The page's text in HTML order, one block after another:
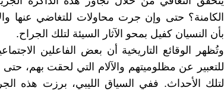
الكامنة؟ حتى وإن جرت محاولات للتغاضي عنها
بأن النسيان كفيل بمحو الآثار السيئة لتلك الجراح.
وتُظهر الوقائع التاريخية أن بعض الفاعلين
للتعبير عن مظلوميتهم والآلام التي لحقت بهم،
لتلك الأحداث. ففي السياق الليبي، برزت هذه